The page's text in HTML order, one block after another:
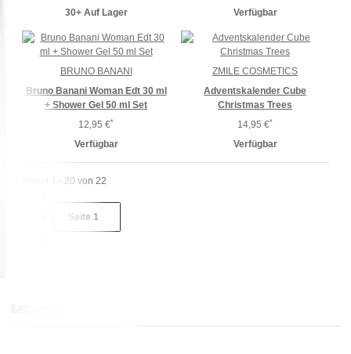
30+ Auf Lager Verfügbar
Bruno Banani Woman Edt 30 ml
+ Shower Gel 50 ml Set
12,95 €*
Verfügbar
BRUNO BANANI
Adventskalender Cube
Christmas Trees
14,95 €*
Verfügbar
ZMILE COSMETICS
Artikel 1 - 20 von 22
Seite 1
Kategorien